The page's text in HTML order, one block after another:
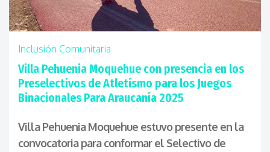
Inclusión Comunitaria
Villa Pehuenia Moquehue con presencia en los
Preselectivos de Atletismo para los Juegos
Binacionales Para Araucanía 2025
Villa Pehuenia Moquehue estuvo presente en la
convocatoria para conformar el Selectivo de